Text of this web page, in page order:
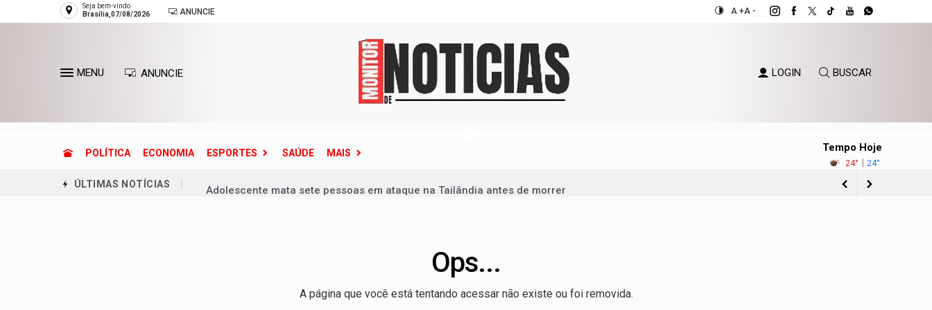
Seja bem-vindo
Brasília,07/08/2026
ANUNCIE A +A -
MENU ANUNCIE LOGIN BUSCAR
POLÍTICA ECONOMIA ESPORTES SAÚDE MAIS Tempo Hoje
24° | 24°
ÚLTIMAS NOTÍCIAS
Adolescente mata sete pessoas em ataque na Tailândia antes de morrer
Dívida pública cresce por causa dos juros, não dos gastos, afirma Dario Durigan
Ops...
A página que você está tentando acessar não existe ou foi removida.